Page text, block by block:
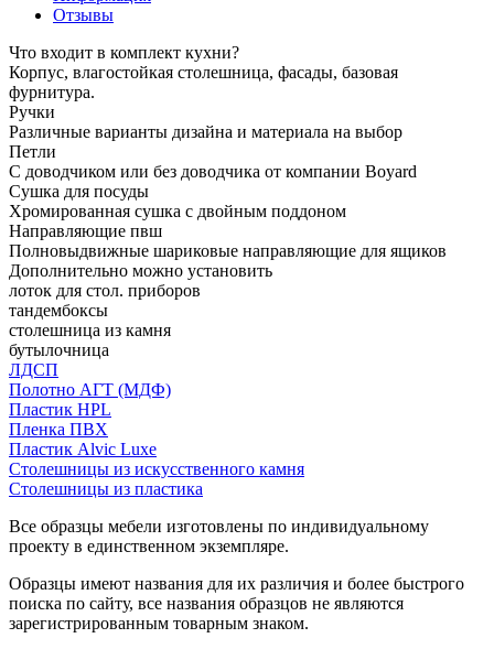
Отзывы
Что входит в комплект кухни?
Корпус, влагостойкая столешница, фасады, базовая
фурнитура.
Ручки
Различные варианты дизайна и материала на выбор
Петли
С доводчиком или без доводчика от компании Boyard
Сушка для посуды
Хромированная сушка с двойным поддоном
Направляющие пвш
Полновыдвижные шариковые направляющие для ящиков
Дополнительно можно установить
лоток для стол. приборов
тандембоксы
столешница из камня
бутылочница
ЛДСП
Полотно АГТ (МДФ)
Пластик HPL
Пленка ПВХ
Пластик Alvic Luxe
Столешницы из искусственного камня
Столешницы из пластика
Все образцы мебели изготовлены по индивидуальному
проекту в единственном экземпляре.
Образцы имеют названия для их различия и более быстрого
поиска по сайту, все названия образцов не являются
зарегистрированным товарным знаком.